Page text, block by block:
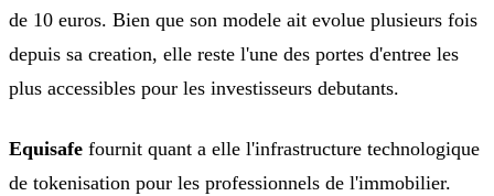
de 10 euros. Bien que son modele ait evolue plusieurs fois
depuis sa creation, elle reste l'une des portes d'entree les
plus accessibles pour les investisseurs debutants.
Equisafe fournit quant a elle l'infrastructure technologique
de tokenisation pour les professionnels de l'immobilier.